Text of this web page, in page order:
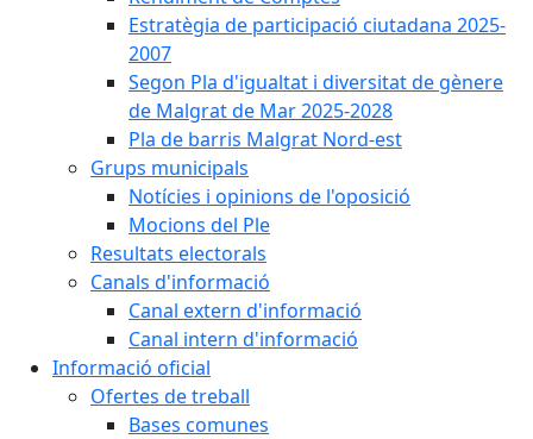
Estratègia de participació ciutadana 2025-
2007
Segon Pla d'igualtat i diversitat de gènere
de Malgrat de Mar 2025-2028
Pla de barris Malgrat Nord-est
Grups municipals
Notícies i opinions de l'oposició
Mocions del Ple
Resultats electorals
Canals d'informació
Canal extern d'informació
Canal intern d'informació
Informació oficial
Ofertes de treball
Bases comunes